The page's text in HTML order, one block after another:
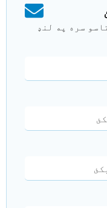
سره په لنډ